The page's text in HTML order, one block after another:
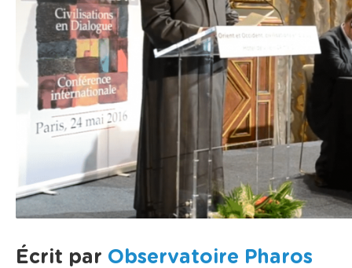
Écrit par Observatoire Pharos